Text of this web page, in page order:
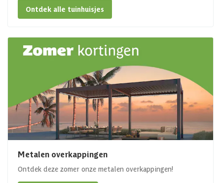
Ontdek alle tuinhuisjes
Metalen overkappingen
Ontdek deze zomer onze metalen overkappingen!